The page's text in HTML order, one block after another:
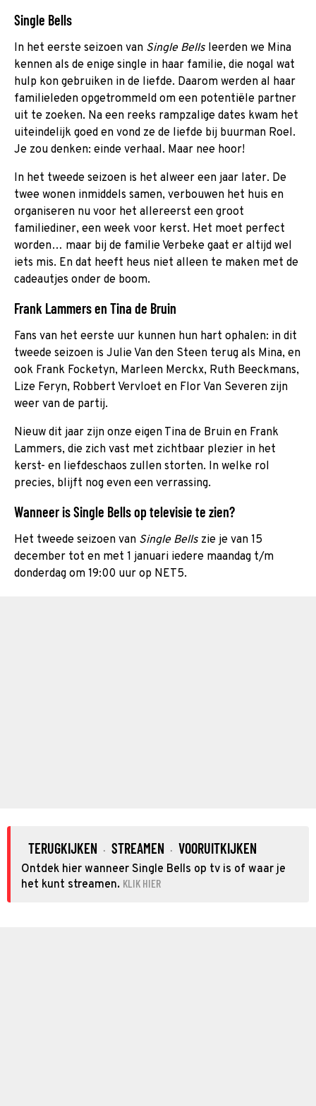
Single Bells
In het eerste seizoen van Single Bells leerden we Mina
kennen als de enige single in haar familie, die nogal wat
hulp kon gebruiken in de liefde. Daarom werden al haar
familieleden opgetrommeld om een potentiële partner
uit te zoeken. Na een reeks rampzalige dates kwam het
uiteindelijk goed en vond ze de liefde bij buurman Roel.
Je zou denken: einde verhaal. Maar nee hoor!
In het tweede seizoen is het alweer een jaar later. De
twee wonen inmiddels samen, verbouwen het huis en
organiseren nu voor het allereerst een groot
familiediner, een week voor kerst. Het moet perfect
worden… maar bij de familie Verbeke gaat er altijd wel
iets mis. En dat heeft heus niet alleen te maken met de
cadeautjes onder de boom.
Frank Lammers en Tina de Bruin
Fans van het eerste uur kunnen hun hart ophalen: in dit
tweede seizoen is Julie Van den Steen terug als Mina, en
ook Frank Focketyn, Marleen Merckx, Ruth Beeckmans,
Lize Feryn, Robbert Vervloet en Flor Van Severen zijn
weer van de partij.
Nieuw dit jaar zijn onze eigen Tina de Bruin en Frank
Lammers, die zich vast met zichtbaar plezier in het
kerst- en liefdeschaos zullen storten. In welke rol
precies, blijft nog even een verrassing.
Wanneer is Single Bells op televisie te zien?
Het tweede seizoen van Single Bells zie je van 15
december tot en met 1 januari iedere maandag t/m
donderdag om 19:00 uur op NET5.
TERUGKIJKEN · STREAMEN · VOORUITKIJKEN
Ontdek hier wanneer Single Bells op tv is of waar je
het kunt streamen. KLIK HIER